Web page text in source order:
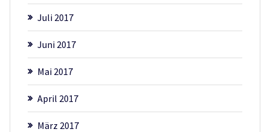
Juli 2017
Juni 2017
Mai 2017
April 2017
März 2017